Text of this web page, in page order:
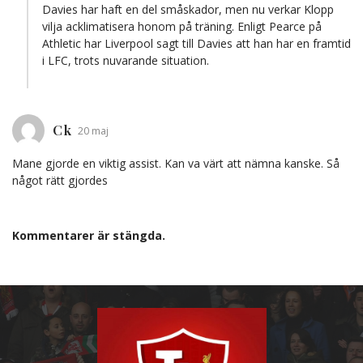
Davies har haft en del småskador, men nu verkar Klopp
vilja acklimatisera honom på träning. Enligt Pearce på
Athletic har Liverpool sagt till Davies att han har en framtid
i LFC, trots nuvarande situation.
Ck 20 maj
Mane gjorde en viktig assist. Kan va värt att nämna kanske. Så
något rätt gjordes
Kommentarer är stängda.